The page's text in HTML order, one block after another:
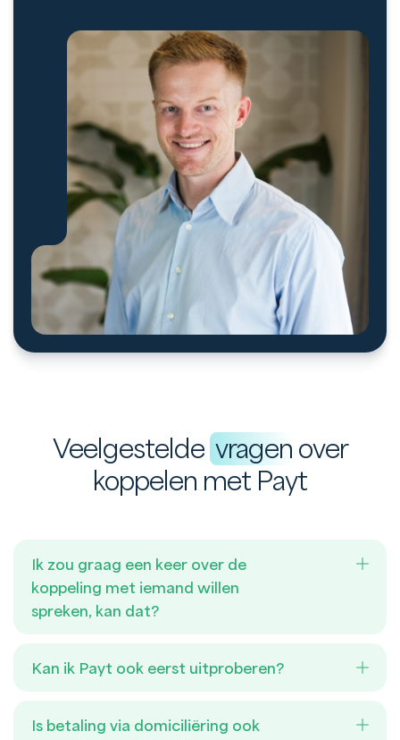
Veelgestelde vragen over
koppelen met Payt
Ik zou graag een keer over de
koppeling met iemand willen
spreken, kan dat?
Kan ik Payt ook eerst uitproberen?
Is betaling via domiciliëring ook